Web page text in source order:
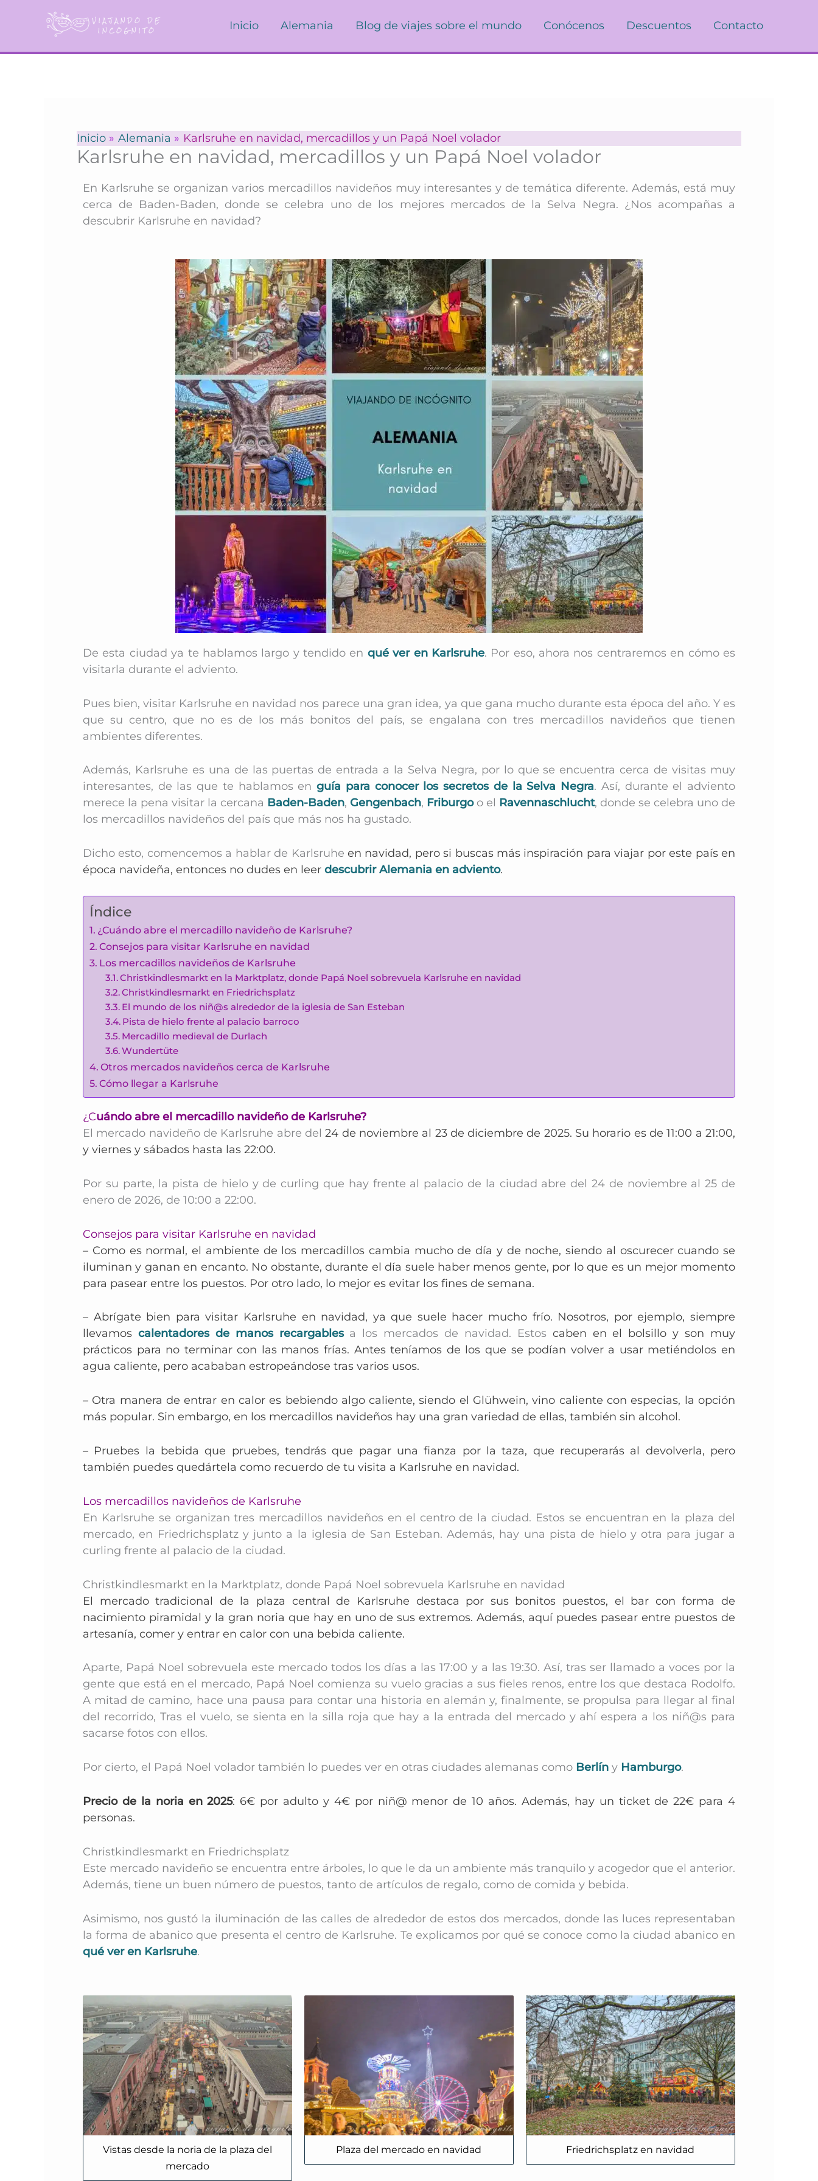
contenido
Inicio Alemania Blog de viajes sobre el mundo Conócenos Descuentos Contacto
Inicio Alemania Karlsruhe en navidad, mercadillos y un Papá Noel volador
Karlsruhe en navidad, mercadillos y un Papá Noel volador
En Karlsruhe se organizan varios mercadillos navideños muy interesantes y de temática diferente. Además, está muy
cerca de Baden-Baden, donde se celebra uno de los mejores mercados de la Selva Negra. ¿Nos acompañas a
descubrir Karlsruhe en navidad?
De esta ciudad ya te hablamos largo y tendido en qué ver en Karlsruhe. Por eso, ahora nos centraremos en cómo es
visitarla durante el adviento.
Pues bien, visitar Karlsruhe en navidad nos parece una gran idea, ya que gana mucho durante esta época del año. Y es
que su centro, que no es de los más bonitos del país, se engalana con tres mercadillos navideños que tienen
ambientes diferentes.
Además, Karlsruhe es una de las puertas de entrada a la Selva Negra, por lo que se encuentra cerca de visitas muy
interesantes, de las que te hablamos enguía para conocer los secretos de la Selva Negra. Así, durante el adviento
merece la pena visitar la cercana Baden-Baden, Gengenbach, Friburgoo el Ravennaschlucht, donde se celebra uno de
los mercadillos navideños del país que más nos ha gustado.
Dicho esto, comencemos a hablar de Karlsruhe en navidad, pero si buscas más inspiración para viajar por este país en
época navideña, entonces no dudes en leer descubrir Alemania en adviento.
Índice
¿Cuándo abre el mercadillo navideño de Karlsruhe?
Consejos para visitar Karlsruhe en navidad
Los mercadillos navideños de Karlsruhe
Christkindlesmarkt en la Marktplatz, donde Papá Noel sobrevuela Karlsruhe en navidad
Christkindlesmarkt en Friedrichsplatz
El mundo de los niñ@s alrededor de la iglesia de San Esteban
Pista de hielo frente al palacio barroco
Mercadillo medieval de Durlach
Wundertüte
Otros mercados navideños cerca de Karlsruhe
Cómo llegar a Karlsruhe
¿Cuándo abre el mercadillo navideño de Karlsruhe?
El mercado navideño de Karlsruhe abre del24 de noviembre al 23 de diciembre de 2025. Su horario es de 11:00 a 21:00,
y viernes y sábados hasta las 22:00.
Por su parte, la pista de hielo y de curling que hay frente al palacio de la ciudad abre del 24 de noviembre al 25 de
enero de 2026, de 10:00 a 22:00.
Consejos para visitar Karlsruhe en navidad
– Como es normal, el ambiente de los mercadillos cambia mucho de día y de noche, siendo al oscurecer cuando se
iluminan y ganan en encanto. No obstante, durante el día suele haber menos gente, por lo que es un mejor momento
para pasear entre los puestos. Por otro lado, lo mejor es evitar los fines de semana.
– Abrígate bien para visitar Karlsruhe en navidad, ya que suele hacer mucho frío. Nosotros, por ejemplo, siempre
llevamos calentadores de manos recargablesa los mercados de navidad. Estos caben en el bolsillo y son muy
prácticos para no terminar con las manos frías. Antes teníamos de los que se podían volver a usar metiéndolos en
agua caliente, pero acababan estropeándose tras varios usos.
– Otra manera de entrar en calor es bebiendo algo caliente, siendo el Glühwein, vino caliente con especias, la opción
más popular. Sin embargo, en los mercadillos navideños hay una gran variedad de ellas, también sin alcohol.
– Pruebes la bebida que pruebes, tendrás que pagar una fianza por la taza, que recuperarás al devolverla, pero
también puedes quedártela como recuerdo de tu visita a Karlsruhe en navidad.
Los mercadillos navideños de Karlsruhe
En Karlsruhe se organizan tres mercadillos navideños en el centro de la ciudad. Estos se encuentran en la plaza del
mercado, en Friedrichsplatz y junto a la iglesia de San Esteban. Además, hay una pista de hielo y otra para jugar a
curling frente al palacio de la ciudad.
Christkindlesmarkt en la Marktplatz, donde Papá Noel sobrevuela Karlsruhe en navidad
El mercado tradicional de la plaza central de Karlsruhe destaca por sus bonitos puestos, el bar con forma de
nacimiento piramidal y la gran noria que hay en uno de sus extremos. Además, aquí puedes pasear entre puestos de
artesanía, comer y entrar en calor con una bebida caliente.
Aparte, Papá Noel sobrevuela este mercado todos los días a las 17:00 y a las 19:30. Así, tras ser llamado a voces por la
gente que está en el mercado, Papá Noel comienza su vuelo gracias a sus fieles renos, entre los que destaca Rodolfo.
A mitad de camino, hace una pausa para contar una historia en alemán y, finalmente, se propulsa para llegar al final
del recorrido, Tras el vuelo, se sienta en la silla roja que hay a la entrada del mercado y ahí espera a los niñ@s para
sacarse fotos con ellos.
Por cierto, el Papá Noel volador también lo puedes ver en otras ciudades alemanas como Berlín y Hamburgo.
Precio de la noria en 2025: 6€ por adulto y 4€ por niñ@ menor de 10 años. Además, hay un ticket de 22€ para 4
personas.
Christkindlesmarkt en Friedrichsplatz
Este mercado navideño se encuentra entre árboles, lo que le da un ambiente más tranquilo y acogedor que el anterior.
Además, tiene un buen número de puestos, tanto de artículos de regalo, como de comida y bebida.
Asimismo, nos gustó la iluminación de las calles de alrededor de estos dos mercados, donde las luces representaban
la forma de abanico que presenta el centro de Karlsruhe. Te explicamos por qué se conoce como la ciudad abanico en
qué ver en Karlsruhe.
Vistas desde la noria de la plaza del
mercado
Plaza del mercado en navidad Friedrichsplatz en navidad